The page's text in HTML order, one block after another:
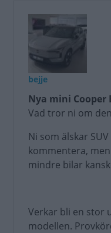
bejje
Nya mini Cooper
Vad tror ni om
Ni som älskar
kommentera,
mindre bilar
Verkar bli en stor
modellen.